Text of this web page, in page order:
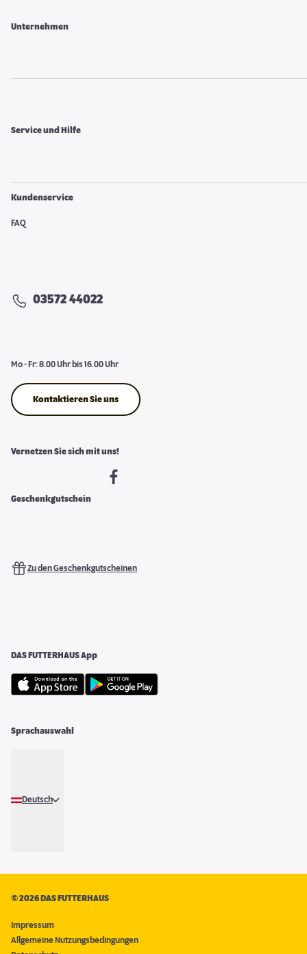
Unternehmen
Service und Hilfe
Kundenservice
FAQ
03572 44022
Mo - Fr: 8.00 Uhr bis 16.00 Uhr
Kontaktieren Sie uns
Vernetzen Sie sich mit uns!
Geschenkgutschein
Zu den Geschenkgutscheinen
DAS FUTTERHAUS App
Sprachauswahl
Deutsch
©2026 DAS FUTTERHAUS
Impressum
Allgemeine Nutzungsbedingungen